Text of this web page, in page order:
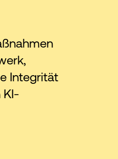
Integrität
KI-